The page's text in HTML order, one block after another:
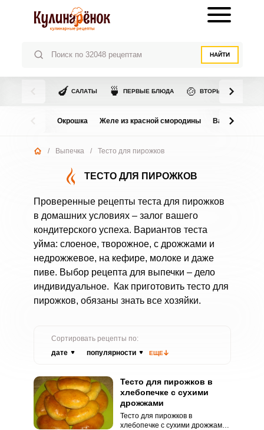
НАЙТИ
🍆 САЛАТЫ 🍵 ПЕРВЫЕ БЛЮДА 🍲 ВТОРЫЕ БЛЮДА
Окрошка Желе из красной смородины Варенье из
/ Выпечка / Тесто для пирожков
ТЕСТО ДЛЯ ПИРОЖКОВ
Проверенные рецепты теста для пирожков
в домашних условиях – залог вашего
кондитерского успеха. Вариантов теста
уйма: слоеное, творожное, с дрожжами и
недрожжевое, на кефире, молоке и даже
пиве. Выбор рецепта для выпечки – дело
индивидуальное. Как приготовить тесто для
пирожков, обязаны знать все хозяйки.
Сортировать рецепты по:
дате
популярности ЕЩЕ
Тесто для пирожков в
хлебопечке с сухими
дрожжами
Тесто для пирожков в
хлебопечке с сухими дрожжами